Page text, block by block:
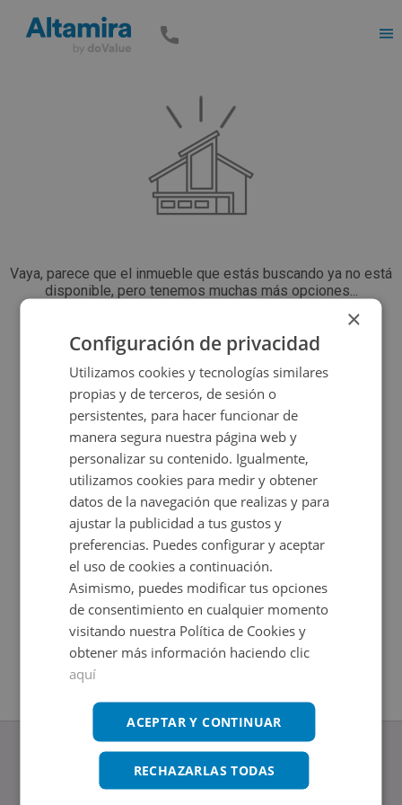
Vaya, parece que el inmueble que estás buscando ya no está
disponible, pero tenemos muchas más opciones...
Volver a buscar
Garaje en venta en UR SOTO DE LLANERA -
Impuestos no incluidos
×
Configuración de privacidad
Utilizamos cookies y tecnologías similares
propias y de terceros, de sesión o
persistentes, para hacer funcionar de
manera segura nuestra página web y
personalizar su contenido. Igualmente,
utilizamos cookies para medir y obtener
datos de la navegación que realizas y para
ajustar la publicidad a tus gustos y
preferencias. Puedes configurar y aceptar
el uso de cookies a continuación.
Asimismo, puedes modificar tus opciones
de consentimiento en cualquier momento
visitando nuestra Política de Cookies y
obtener más información haciendo clic
aquí
ACEPTAR Y CONTINUAR
RECHAZARLAS TODAS